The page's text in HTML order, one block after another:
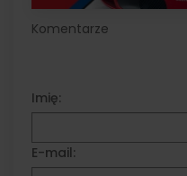
Komentarze
Imię:
E-mail: